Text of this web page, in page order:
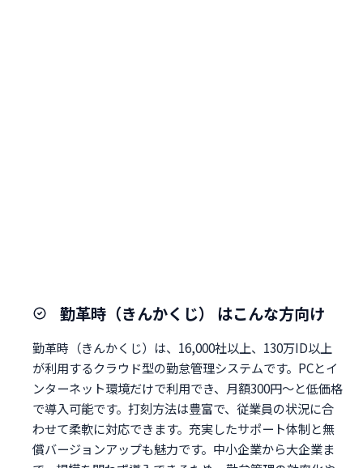
勤革時（きんかくじ） はこんな方向け
勤革時（きんかくじ）は、16,000社以上、130万ID以上
が利用するクラウド型の勤怠管理システムです。PCとイ
ンターネット環境だけで利用でき、月額300円～と低価格
で導入可能です。打刻方法は豊富で、従業員の状況に合
わせて柔軟に対応できます。充実したサポート体制と無
償バージョンアップも魅力です。中小企業から大企業ま